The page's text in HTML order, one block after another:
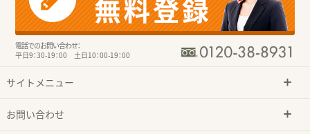
電話でのお問い合わせ：
平日9：30-19：00 土日10：00-19：00
サイトメニュー
お問い合わせ